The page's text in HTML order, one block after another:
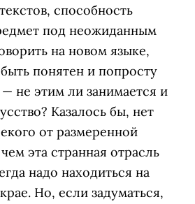
способность
под неожиданным
на новом языке,
понятен и попросту
не этим ли занимается и
Казалось бы, нет
от размеренной
эта странная отрасль
надо находиться на
Но, если задуматься,